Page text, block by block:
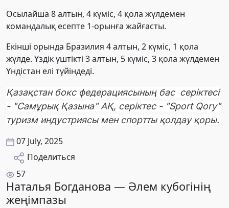
Осылайша 8 алтын, 4 күміс, 4 қола жүлдемен
командалық есепте 1-орынға жайғасты.
Екінші орында Бразилия 4 алтын, 2 күміс, 1 қола
жүлде. Үздік үштікті 3 алтын, 5 күміс, 3 қола жүлдемен
Үндістан елі түйіндеді.
Қазақстан бокс федерациясының бас серіктесі
- "Самұрық Қазына" АҚ, серіктес - "Sport Qory"
туризм индустриясы мен спортты қолдау қоры.
07 July, 2025
Поделиться
57
Наталья Богданова — Әлем кубогінің
жеңімпазы